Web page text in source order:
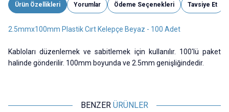
Ürün Özellikleri Yorumlar Ödeme Seçenekleri Tavsiye Et
2.5mmx100mm Plastik Cırt Kelepçe Beyaz - 100 Adet
Kabloları düzenlemek ve sabitlemek için kullanılır. 100'lü paket
halinde gönderilir. 100mm boyunda ve 2.5mm genişliğindedir.
BENZER ÜRÜNLER